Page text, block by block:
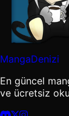
MangaDenizi
En güncel
ve ücretsiz